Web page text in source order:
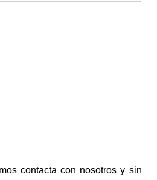
contacta con nosotros y sin